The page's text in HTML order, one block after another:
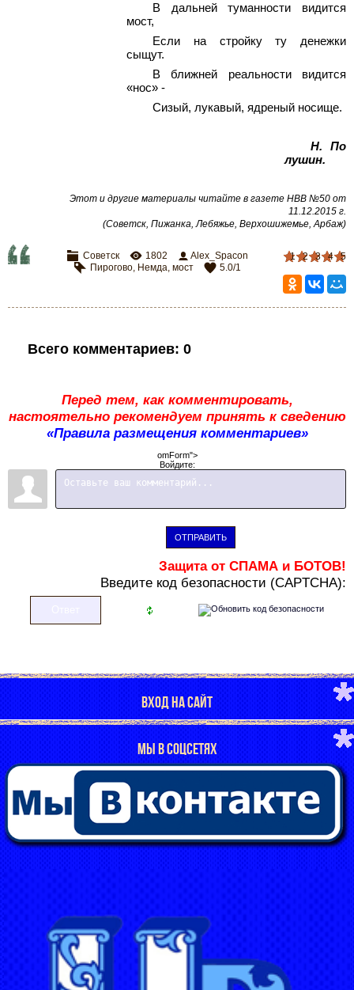
В дальней туманности видится
мост,
Если на стройку ту денежки
сыщут.
В ближней реальности видится
«нос» -
Сизый, лукавый, ядреный носище.
Н. По
лушин.
Этот и другие материалы читайте в газете НВВ №50 от
11.12.2015 г.
(Советск, Пижанка, Лебяжье, Верхошижемье, Арбаж)
1 2 3 4 5
Советск 1802
Alex_Spacon
Пирогово, Немда, мост 5.0/1
Всего комментариев: 0
Перед тем, как комментировать,
настоятельно рекомендуем принять к сведению
«Правила размещения комментариев»
omForm">
Войдите:
ОТПРАВИТЬ
Защита от СПАМА и БОТОВ!
Введите код безопасности (CAPTCHA):
ВХОД НА САЙТ
МЫ В СОЦСЕТЯХ